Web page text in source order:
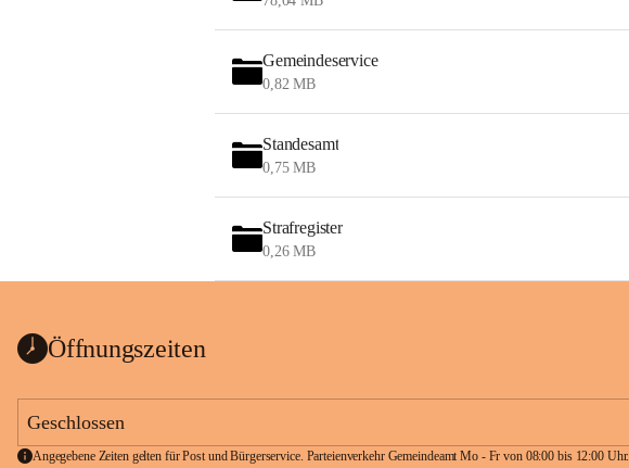
Gemeindeservice
0,82 MB
Standesamt
0,75 MB
Strafregister
0,26 MB
Öffnungszeiten
Geschlossen
Angegebene Zeiten gelten für Post und Bürgerservice. Parteienverkehr Gemeindeamt Mo - Fr von 08:00 bis 12:00 Uhr.